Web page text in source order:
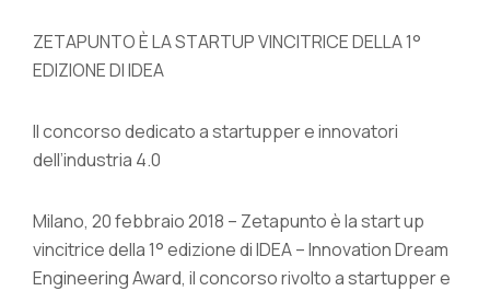
ZETAPUNTO È LA STARTUP VINCITRICE DELLA 1°
EDIZIONE DI IDEA
Il concorso dedicato a startupper e innovatori
dell’industria 4.0
Milano, 20 febbraio 2018 – Zetapunto è la start up
vincitrice della 1° edizione di IDEA – Innovation Dream
Engineering Award, il concorso rivolto a startupper e